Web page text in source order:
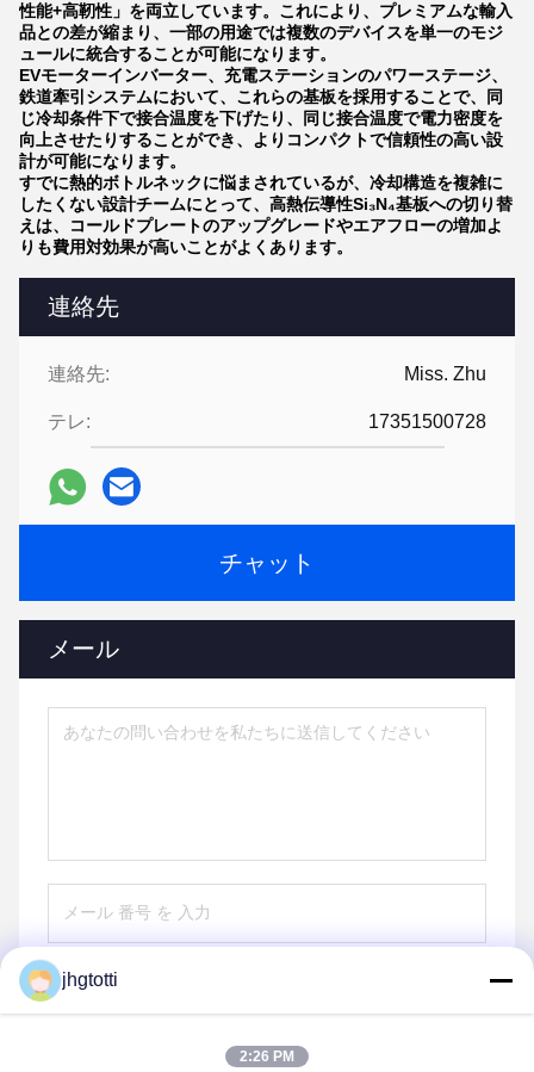
連絡先
連絡先: Miss. Zhu
テレ: 17351500728
チャット
メール
送信する
性能+高靭性」を両立しています。これにより、プレミアムな輸入
品との差が縮まり、一部の用途では複数のデバイスを単一のモジ
ュールに統合することが可能になります。
EVモーターインバーター、充電ステーションのパワーステージ、
鉄道牽引システムにおいて、これらの基板を採用することで、同
じ冷却条件下で接合温度を下げたり、同じ接合温度で電力密度を
向上させたりすることができ、よりコンパクトで信頼性の高い設
計が可能になります。
すでに熱的ボトルネックに悩まされているが、冷却構造を複雑に
したくない設計チームにとって、高熱伝導性Si₃N₄基板への切り替
えは、コールドプレートのアップグレードやエアフローの増加よ
りも費用対効果が高いことがよくあります。
jhgtotti
2:26 PM